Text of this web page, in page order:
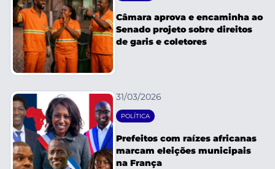
Câmara aprova e encaminha ao
Senado projeto sobre direitos
de garis e coletores
31/03/2026
POLÍTICA
Prefeitos com raízes africanas
marcam eleições municipais
na França